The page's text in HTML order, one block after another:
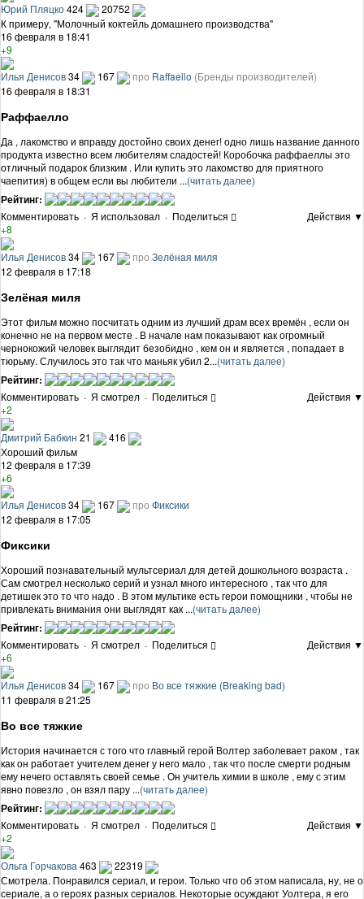
Юрий Пляцко424
20752
К примеру, "Молочный коктейль домашнего производства"
16 февраля в 18:41
+9
Илья Денисов34 167 про Raffaello (Бренды производителей)
16 февраля в 18:31
Раффаелло
Да , лакомство и вправду достойно своих денег! одно лишь название данного
продукта известно всем любителям сладостей! Коробочка раффаеллы это
отличный подарок близким . Или купить это лакомство для приятного
чаепития) в общем если вы любители ...(читать далее)
Рейтинг:
Комментировать · Я использовал · Поделиться
Действия ▼
+8
Илья Денисов34 167 про Зелёная миля
12 февраля в 17:18
Зелёная миля
Этот фильм можно посчитать одним из лучший драм всех времён , если он
конечно не на первом месте . В начале нам показывают как огромный
чернокожий человек выглядит безобидно , кем он и является , попадает в
тюрьму. Случилось это так что маньяк убил 2...(читать далее)
Рейтинг:
Комментировать · Я смотрел · Поделиться
Действия ▼
+2
Дмитрий Бабкин 21
416
Хороший фильм
12 февраля в 17:39
+6
Илья Денисов34 167 про Фиксики
12 февраля в 17:05
Фиксики
Хороший познавательный мультсериал для детей дошкольного возраста .
Сам смотрел несколько серий и узнал много интересного , так что для
детишек это то что надо . В этом мультике есть герои помощники , чтобы не
привлекать внимания они выглядят как ...(читать далее)
Рейтинг:
Комментировать · Я смотрел · Поделиться
Действия ▼
+6
Илья Денисов34 167 про Во все тяжкие (Breaking bad)
11 февраля в 21:25
Во все тяжкие
История начинается с того что главный герой Волтер заболевает раком , так
как он работает учителем денег у него мало , так что после смерти родным
ему нечего оставлять своей семье . Он учитель химии в школе , ему с этим
явно повезло , он взял пару ...(читать далее)
Рейтинг:
Комментировать · Я смотрел · Поделиться
Действия ▼
+2
Ольга Горчакова 463
22319
Смотрела. Понравился сериал, и герои. Только что об этом написала, ну, не о
сериале, а о героях разных сериалов. Некоторые осуждают Уолтера, я его